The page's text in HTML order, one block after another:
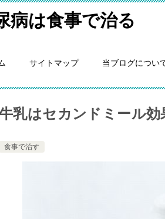
病は食事で治る
サイトマップ 当ブログについ
乳はセカンドミール
食事で治す